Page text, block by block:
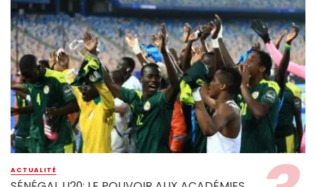
ACTUALITÉ